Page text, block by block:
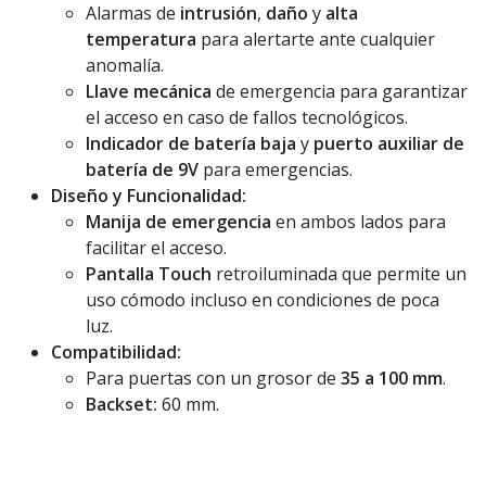
Alarmas de intrusión, daño y alta
temperatura para alertarte ante cualquier
anomalía.
Llave mecánica de emergencia para garantizar
el acceso en caso de fallos tecnológicos.
Indicador de batería baja y puerto auxiliar de
batería de 9V para emergencias.
Diseño y Funcionalidad:
Manija de emergencia en ambos lados para
facilitar el acceso.
Pantalla Touch retroiluminada que permite un
uso cómodo incluso en condiciones de poca
luz.
Compatibilidad:
Para puertas con un grosor de 35 a 100 mm.
Backset: 60 mm.